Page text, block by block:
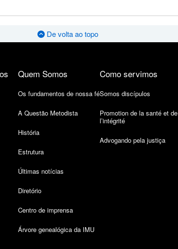
De volta ao topo
Quem Somos
Os fundamentos de nossa fé
A Questão Metodista
História
Estrutura
Últimas notícias
Diretório
Centro de imprensa
Árvore genealógica da IMU
Como servimos
Somos discípulos
Promotion de la santé et de
l’intégrité
Advogando pela justiça